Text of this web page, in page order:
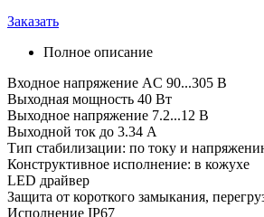
Заказать
Полное описание
Входное напряжение AC 90...305 В
Выходная мощность 40 Вт
Выходное напряжение 7.2...12 В
Выходной ток до 3.34 А
Тип стабилизации: по току и
Конструктивное исполнение: в кожухе
LED драйвер
Защита от короткого замыкания,
Исполнение IP67